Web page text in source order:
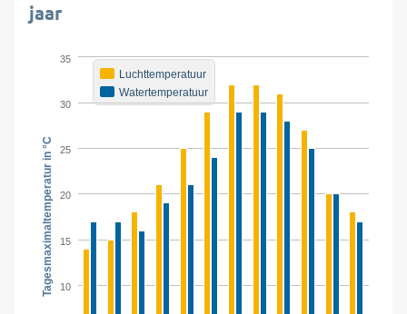
jaar
Tagesmaximaltemperatur in °C
Luchttemperatuur
Watertemperatuur
10
15
20
25
30
35